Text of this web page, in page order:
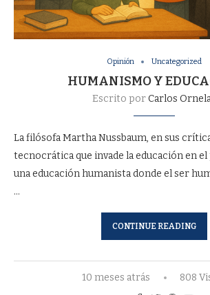
Opinión Uncategorized
HUMANISMO Y
Escrito porCarlos
La filósofa Martha Nussbaum, en sus
tecnocrática que invade la educación en
una educación humanista donde el ser
…
CONTINUE READING
10 meses atrás 808